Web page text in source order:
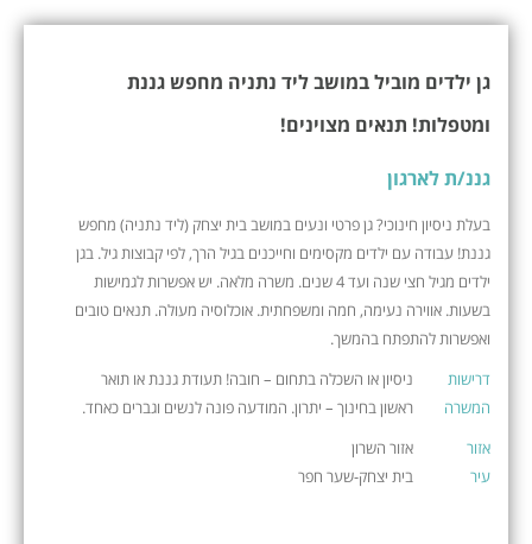
גן ילדים מוביל במושב ליד נתניה מחפש גננת
ומטפלות! תנאים מצוינים!
גננ/ת לארגון
בעלת ניסיון חינוכי? גן פרטי ונעים במושב בית יצחק (ליד נתניה) מחפש
גננת! עבודה עם ילדים מקסימים וחייכנים בגיל הרך, לפי קבוצות גיל. בגן
ילדים מגיל חצי שנה ועד 4 שנים. משרה מלאה. יש אפשרות לגמישות
בשעות. אווירה נעימה, חמה ומשפחתית. אוכלוסיה מעולה. תנאים טובים
ואפשרות להתפתח בהמשך.
דרישות
המשרה
ניסיון או השכלה בתחום – חובה! תעודת גננת או תואר
ראשון בחינוך – יתרון. המודעה פונה לנשים וגברים כאחד.
אזור
אזור השרון
עיר
בית יצחק-שער חפר